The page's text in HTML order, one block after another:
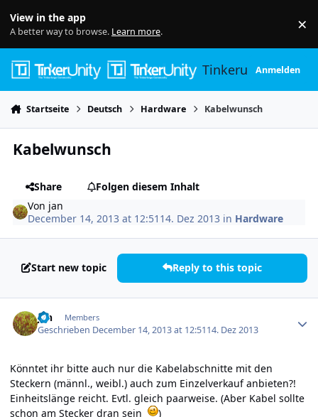
View in the app
A better way to browse. Learn more. ×
TinkerunityAnmelden
Startseite Deutsch Hardware Kabelwunsch
Kabelwunsch
Share
Folgen diesem Inhalt
Von jan
December 14, 2013 at 12:51 14. Dez 2013 in Hardware
Start new topic Reply to this topic
jan Members
Geschrieben December 14, 2013 at 12:5114. Dez 2013
Könntet ihr bitte auch nur die Kabelabschnitte mit den
Steckern (männl., weibl.) auch zum Einzelverkauf anbieten?!
Einheitslänge reicht. Evtl. gleich paarweise. (Aber Kabel sollte
schon am Stecker dran sein
)